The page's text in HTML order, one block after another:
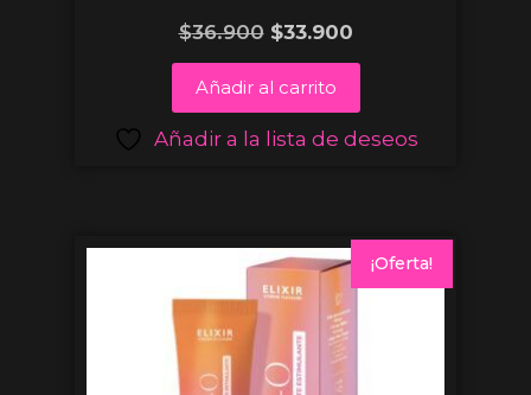
$36.900 $33.900
Añadir al carrito
Añadir a la lista de deseos
¡Oferta!